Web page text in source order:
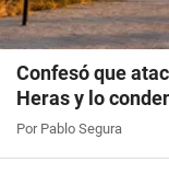
Confesó que
Heras y lo
Por Pablo Segura